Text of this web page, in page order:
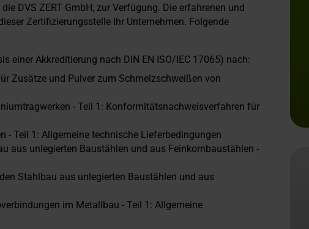
DVS ZERT GmbH, zur Verfügung. Die erfahrenen und
Zertifizierungsstelle Ihr Unternehmen. Folgende
einer Akkreditierung nach DIN EN ISO/IEC 17065) nach:
Zusätze und Pulver zum Schmelzschweißen von
- Teil 1: Konformitätsnachweisverfahren für
- Teil 1: Allgemeine technische Lieferbedingungen
aus unlegierten Baustählen und aus Feinkornbaustählen -
Stahlbau aus unlegierten Baustählen und aus
im Metallbau - Teil 1: Allgemeine